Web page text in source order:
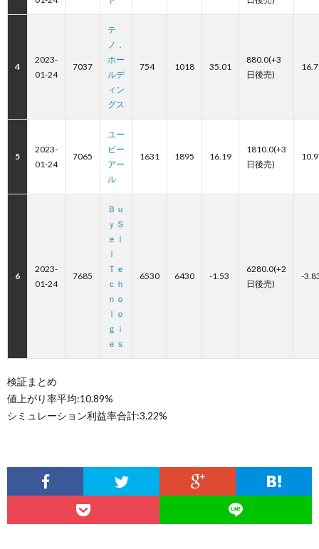
4
2023-
01-24
7037
テ
ノ．
ホー
ルデ
ィン
グス
754 1018 35.01
880.0(+3
日後売)
5
2023-
01-24
7065
ユー
ピー
アー
ル
1631 1895 16.19
1810.0(+3
日後売)
6
2023-
01-24
7685
Ｂｕ
ｙＳ
ｅｌ
ｌ
Ｔｅ
ｃｈ
ｎｏ
ｌｏ
ｇｉ
ｅｓ
6530 6430 -1.53
6280.0(+2
日後売)
-
検証まとめ
値上がり率平均:10.89%
シミュレーション利益率合計:3.22%